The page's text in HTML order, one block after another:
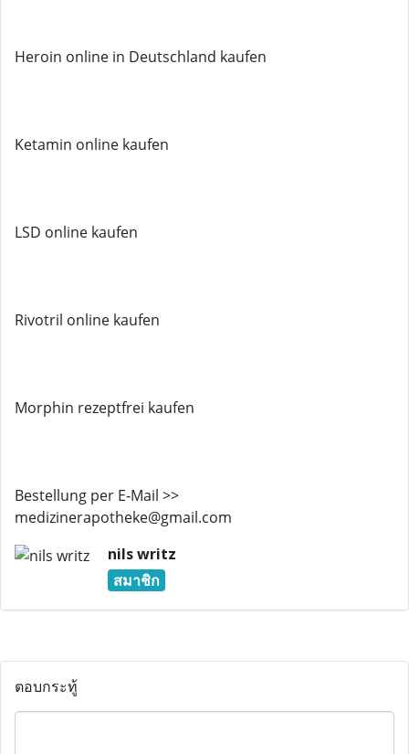
Heroin online in Deutschland kaufen
Ketamin online kaufen
LSD online kaufen
Rivotril online kaufen
Morphin rezeptfrei kaufen
Bestellung per E-Mail >>
medizinerapotheke@gmail.com
nils writz
สมาชิก
ตอบกระทู้